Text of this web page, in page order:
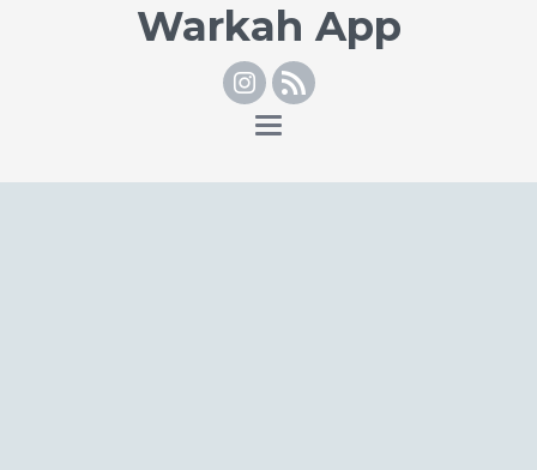
Warkah App
Instagram
RSS
Toggle